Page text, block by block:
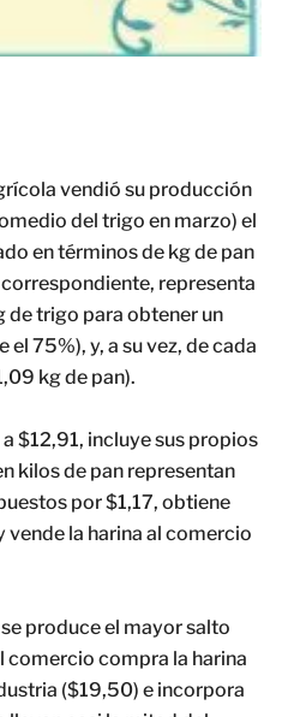
vendió su producción
del trigo en marzo) el
en términos de kg de pan
representa
de trigo para obtener un
75%), y, a su vez, de cada
kg de pan).
$12,91, incluye sus propios
kilos de pan representan
por $1,17, obtiene
la harina al comercio
produce el mayor salto
comercio compra la harina
($19,50) e incorpora